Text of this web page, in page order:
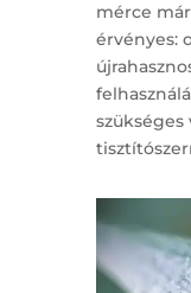
mérce
érvényes:
szükséges